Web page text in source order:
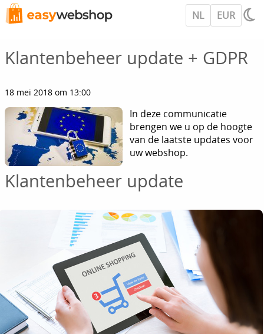
NL EUR
Klantenbeheer update + GDPR
18 mei 2018 om 13:00
In deze communicatie
brengen we u op de hoogte
van de laatste updates voor
uw webshop.
Klantenbeheer update